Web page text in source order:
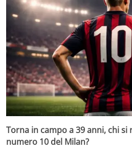
Torna in campo a 39 anni, chi
numero 10 del Milan?